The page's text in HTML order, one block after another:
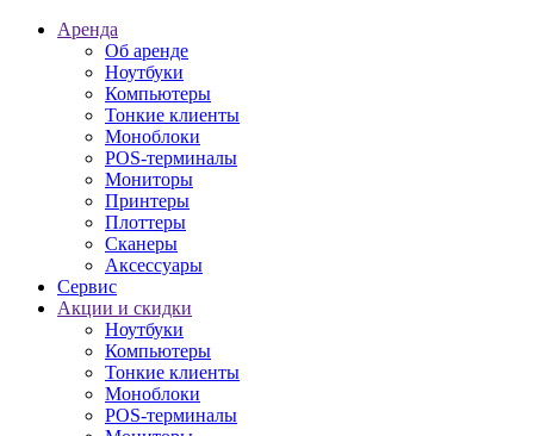
Аренда
Об аренде
Ноутбуки
Компьютеры
Тонкие клиенты
Моноблоки
POS-терминалы
Мониторы
Принтеры
Плоттеры
Сканеры
Аксессуары
Сервис
Акции и скидки
Ноутбуки
Компьютеры
Тонкие клиенты
Моноблоки
POS-терминалы